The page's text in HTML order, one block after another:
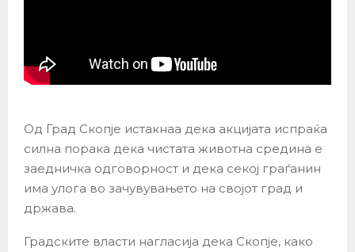
Од Град Скопје истакнаа дека акцијата испраќа
силна порака дека чистата животна средина е
заедничка одговорност и дека секој граѓанин
има улога во зачувувањето на својот град и
држава.
Градските власти нагласија дека Скопје, како